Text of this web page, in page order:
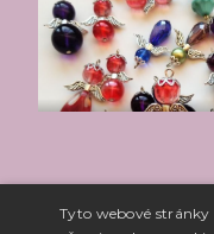
Tyto webové stránky